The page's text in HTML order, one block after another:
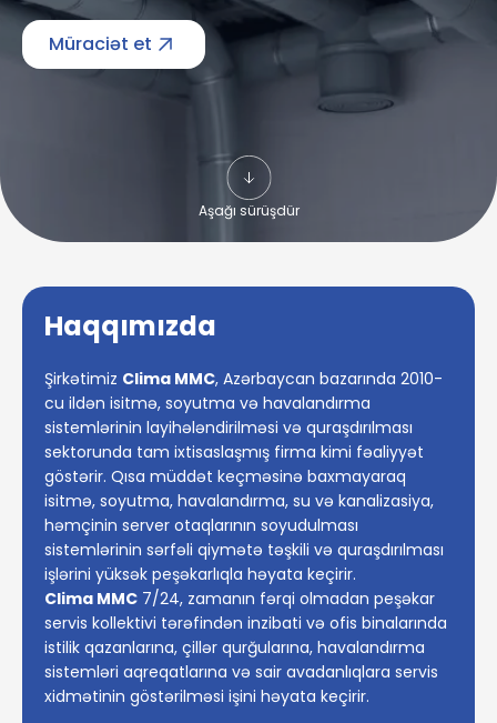
Müraciət et
Aşağı sürüşdür
Haqqımızda
Şirkətimiz Clima MMC, Azərbaycan bazarında 2010-
cu ildən isitmə, soyutma və havalandırma
sistemlərinin layihələndirilməsi və quraşdırılması
sektorunda tam ixtisaslaşmış firma kimi fəaliyyət
göstərir. Qısa müddət keçməsinə baxmayaraq
isitmə, soyutma, havalandırma, su və kanalizasiya,
həmçinin server otaqlarının soyudulması
sistemlərinin sərfəli qiymətə təşkili və quraşdırılması
işlərini yüksək peşəkarlıqla həyata keçirir.
Clima MMC 7/24, zamanın fərqi olmadan peşəkar
servis kollektivi tərəfindən inzibati və ofis binalarında
istilik qazanlarına, çillər qurğularına, havalandırma
sistemləri aqreqatlarına və sair avadanlıqlara servis
xidmətinin göstərilməsi işini həyata keçirir.